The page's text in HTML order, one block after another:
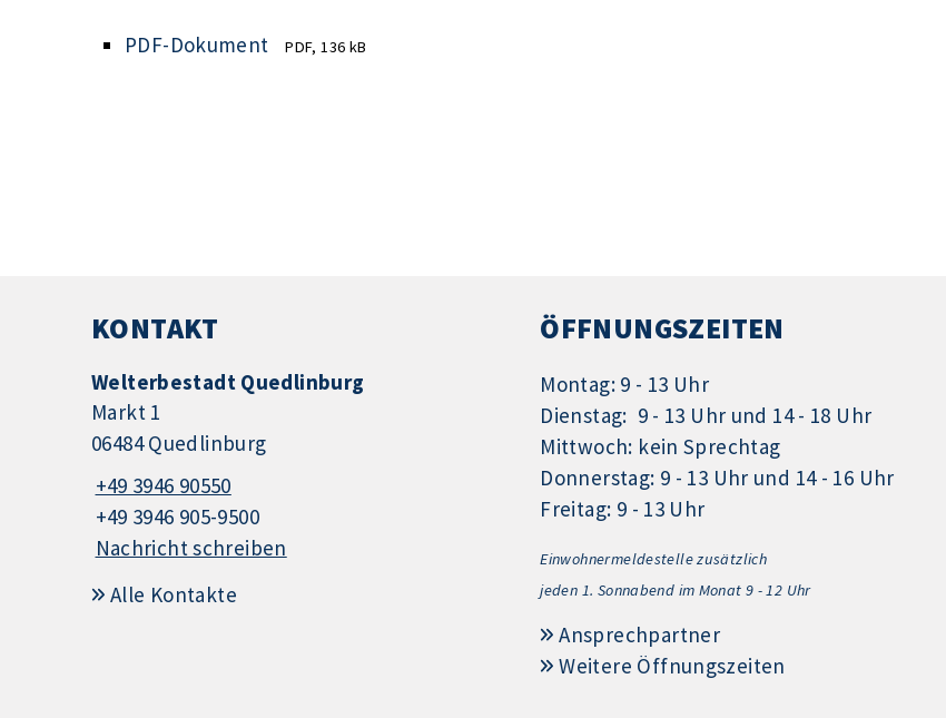
PDF-Dokument PDF, 136 kB
KONTAKT
Welterbestadt Quedlinburg
Markt 1
06484 Quedlinburg
+49 3946 90550
+49 3946 905-9500
Nachricht schreiben
Alle Kontakte
ÖFFNUNGSZEITEN
Montag: 9 - 13 Uhr
Dienstag: 9 - 13 Uhr und 14 - 18 Uhr
Mittwoch: kein Sprechtag
Donnerstag: 9 - 13 Uhr und 14 - 16 Uhr
Freitag: 9 - 13 Uhr
Einwohnermeldestelle zusätzlich
jeden 1. Sonnabend im Monat 9 - 12 Uhr
Ansprechpartner
Weitere Öffnungszeiten